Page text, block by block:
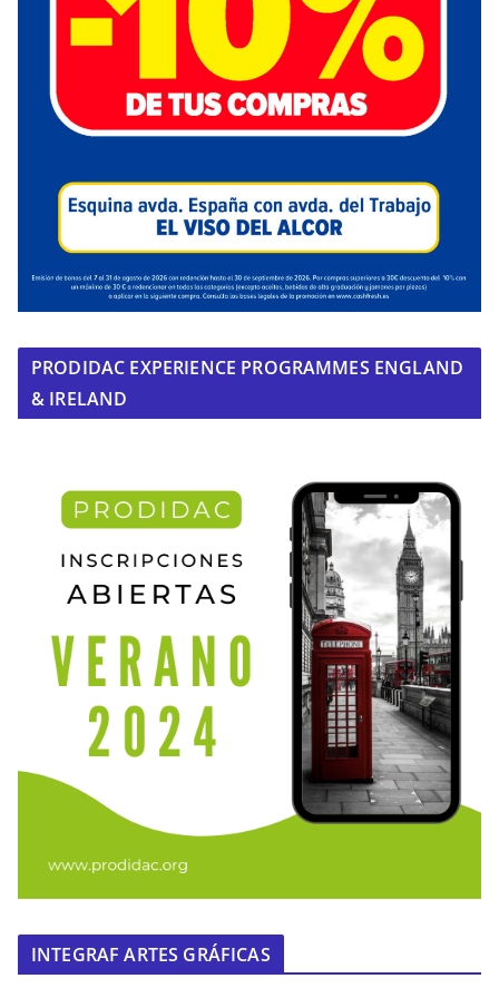
PRODIDAC EXPERIENCE PROGRAMMES ENGLAND
& IRELAND
INTEGRAF ARTES GRÁFICAS